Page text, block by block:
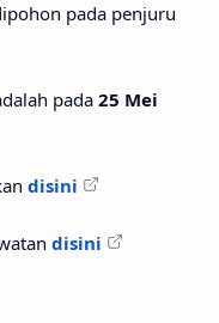
pada penjuru
pada 25 Mei
disini
disini